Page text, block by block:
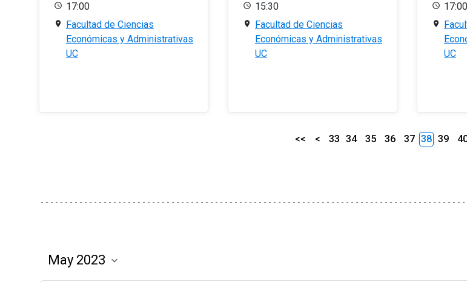
17:00
Facultad de Ciencias
Económicas y Administrativas
UC
15:30
Facultad de Ciencias
Económicas y Administrativas
UC
17:00
UC
<< < 33 34 35 36 37 38 39